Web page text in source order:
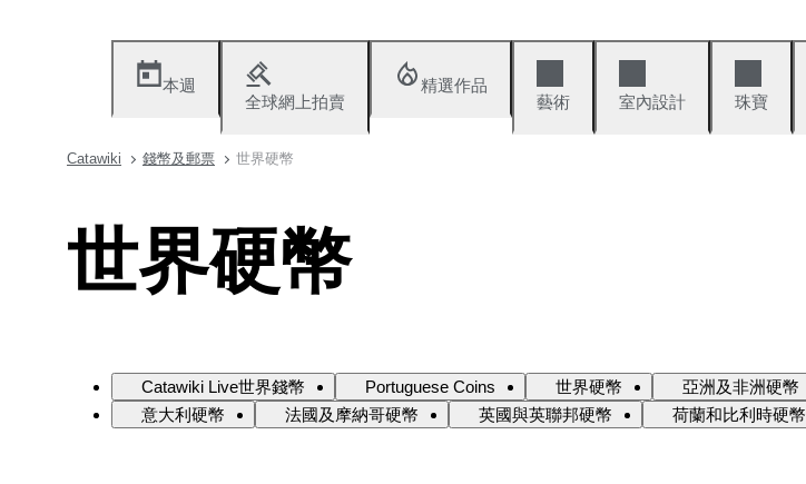
本週
全球網上拍賣
精選作品
藝術
室內設計 珠寶
Catawiki 錢幣及郵票 世界硬幣
世界硬幣
Catawiki Live世界錢幣 Portuguese Coins 世界硬幣 亞洲及非洲硬幣
意大利硬幣
法國及摩納哥硬幣 英國與英聯邦硬幣 荷蘭和比利時硬幣